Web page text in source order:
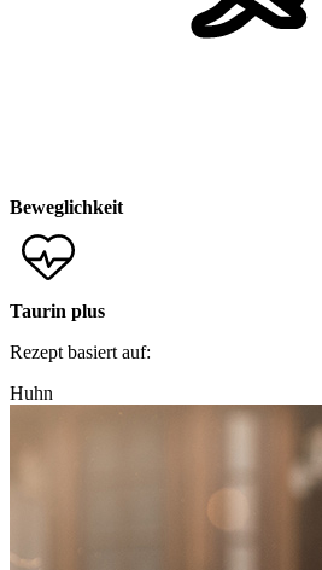
Beweglichkeit
Taurin plus
Rezept basiert auf:
Huhn